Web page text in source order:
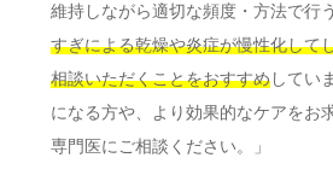
維持しながら適切な頻度・方法で行
すぎによる乾燥や炎症が慢性化して
相談いただくことをおすすめしてい
になる方や、より効果的なケアをお
専門医にご相談ください。」